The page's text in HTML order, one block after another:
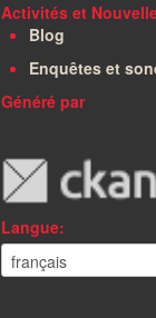
Activités et
Blog
Enquêtes et
Généré par
Langue